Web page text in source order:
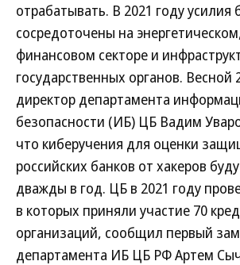
отрабатывать. В 2021 году усилия
сосредоточены на
финансовом секторе и
государственных органов. Весной
директор департамента
безопасности (ИБ) ЦБ Вадим
что киберучения для оценки
российских банков от хакеров
дважды в год. ЦБ в 2021 году
в которых приняли участие 70
организаций, сообщил первый
департамента ИБ ЦБ РФ Артем